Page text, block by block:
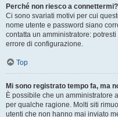
Perché non riesco a connettermi?
Ci sono svariati motivi per cui
nome utente e password siano
contatta un amministratore:
errore di configurazione.
Top
Mi sono registrato tempo fa, ma
È possibile che un amministratore
per qualche ragione. Molti siti
utenti che non hanno mai inviato